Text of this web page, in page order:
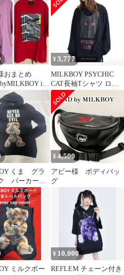
おまとめ
it
ツ
¥3,777
MILKBOY PSYCHIC
CAT長袖Tシャツ ロンT
L/S 猫
くま グラ
パーカー
Mサイズ
¥4,500
アビー様 ボディバッ
グ
ミルクボー
¥ 10,000
REFLEM チェーン付き